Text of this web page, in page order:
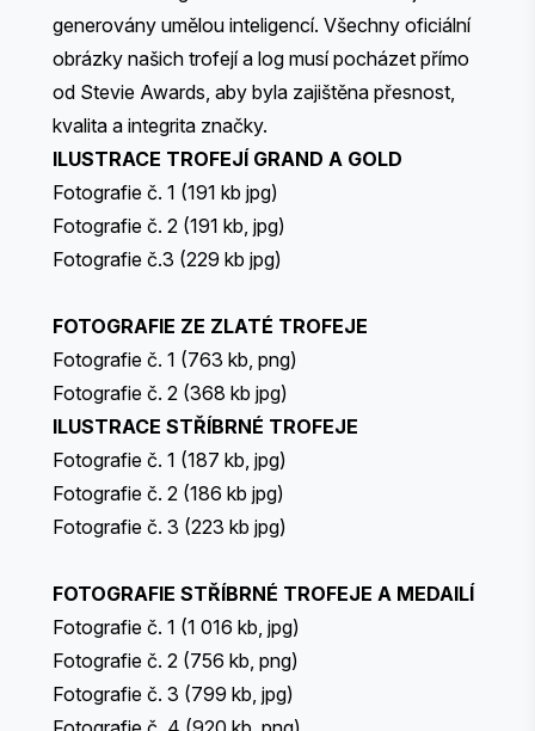
generovány umělou inteligencí. Všechny oficiální
obrázky našich trofejí a log musí pocházet přímo
od Stevie Awards, aby byla zajištěna přesnost,
kvalita a integrita značky.
ILUSTRACE TROFEJÍ GRAND A GOLD
Fotografie č. 1 (191 kb jpg)
Fotografie č. 2 (191 kb, jpg)
Fotografie č.3 (229 kb jpg)
FOTOGRAFIE ZE ZLATÉ TROFEJE
Fotografie č. 1 (763 kb, png)
Fotografie č. 2 (368 kb jpg)
ILUSTRACE STŘÍBRNÉ TROFEJE
Fotografie č. 1 (187 kb, jpg)
Fotografie č. 2 (186 kb jpg)
Fotografie č. 3 (223 kb jpg)
FOTOGRAFIE STŘÍBRNÉ TROFEJE A MEDAILÍ
Fotografie č. 1 (1 016 kb, jpg)
Fotografie č. 2 (756 kb, png)
Fotografie č. 3 (799 kb, jpg)